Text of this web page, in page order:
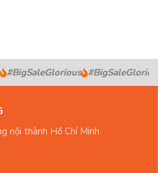
#BigSaleGlorious #BigSaleGlorious
nội thành Hồ Chí Minh